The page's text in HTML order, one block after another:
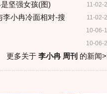
11-02-
坚强女孩(图)
11-02-
李小冉冷面相对-搜
10-06-
10-06-
更多关于 李小冉 周刊 的新闻